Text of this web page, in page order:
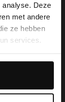
analyse. Deze
met andere
ze hebben
services.
over
vindt u op
Would
Dutch